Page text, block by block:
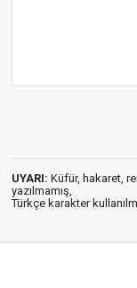
UYARI: Küfür, hakaret,
yazılmamış,
Türkçe karakter